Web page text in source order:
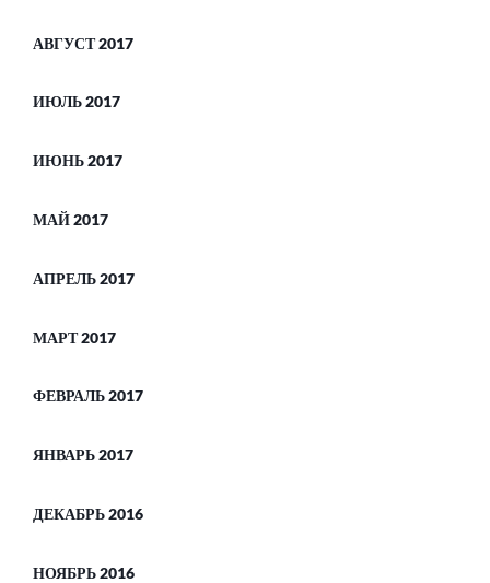
АВГУСТ 2017
ИЮЛЬ 2017
ИЮНЬ 2017
МАЙ 2017
АПРЕЛЬ 2017
МАРТ 2017
ФЕВРАЛЬ 2017
ЯНВАРЬ 2017
ДЕКАБРЬ 2016
НОЯБРЬ 2016